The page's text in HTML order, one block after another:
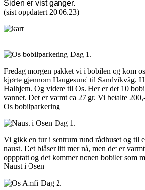
Siden er vistganger.
(sist oppdatert 20.06.23)
Dag 1.
Fredag morgen pakket vi i bobilen og kom
kjørte gjennom Haugesund til Sandvikvåg.
Halhjem. Og videre til Os. Her er det 10
vannet. Det er varmt ca 27 gr. Vi betalte
Os bobilparkering
Dag 1.
Vi gikk en tur i sentrum rund rådhuset og til
naust. Det blåser litt mer nå, men det er
oppptatt og det kommer nonen bobiler som
Naust i Osen
Dag 2.